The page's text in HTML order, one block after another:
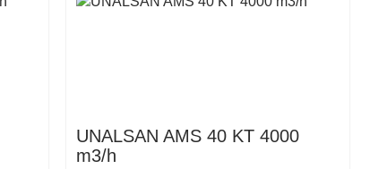
UNALSAN AMS 40 KT 4000
m3/h